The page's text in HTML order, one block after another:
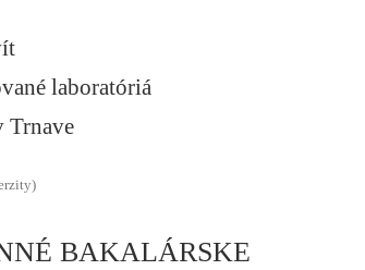
laboratóriá
Trnave
BAKALÁRSKE